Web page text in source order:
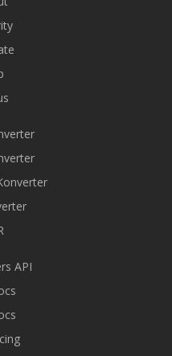
API